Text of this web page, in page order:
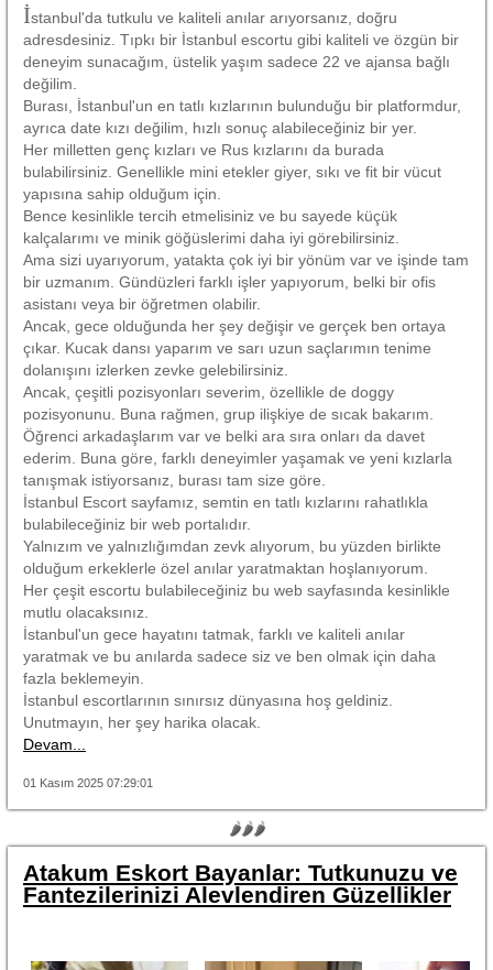
İstanbul'da tutkulu ve kaliteli anılar arıyorsanız, doğru
adresdesiniz. Tıpkı bir İstanbul escortu gibi kaliteli ve özgün bir
deneyim sunacağım, üstelik yaşım sadece 22 ve ajansa bağlı
değilim.
Burası, İstanbul'un en tatlı kızlarının bulunduğu bir platformdur,
ayrıca date kızı değilim, hızlı sonuç alabileceğiniz bir yer.
Her milletten genç kızları ve Rus kızlarını da burada
bulabilirsiniz. Genellikle mini etekler giyer, sıkı ve fit bir vücut
yapısına sahip olduğum için.
Bence kesinlikle tercih etmelisiniz ve bu sayede küçük
kalçalarımı ve minik göğüslerimi daha iyi görebilirsiniz.
Ama sizi uyarıyorum, yatakta çok iyi bir yönüm var ve işinde tam
bir uzmanım. Gündüzleri farklı işler yapıyorum, belki bir ofis
asistanı veya bir öğretmen olabilir.
Ancak, gece olduğunda her şey değişir ve gerçek ben ortaya
çıkar. Kucak dansı yaparım ve sarı uzun saçlarımın tenime
dolanışını izlerken zevke gelebilirsiniz.
Ancak, çeşitli pozisyonları severim, özellikle de doggy
pozisyonunu. Buna rağmen, grup ilişkiye de sıcak bakarım.
Öğrenci arkadaşlarım var ve belki ara sıra onları da davet
ederim. Buna göre, farklı deneyimler yaşamak ve yeni kızlarla
tanışmak istiyorsanız, burası tam size göre.
İstanbul Escort sayfamız, semtin en tatlı kızlarını rahatlıkla
bulabileceğiniz bir web portalıdır.
Yalnızım ve yalnızlığımdan zevk alıyorum, bu yüzden birlikte
olduğum erkeklerle özel anılar yaratmaktan hoşlanıyorum.
Her çeşit escortu bulabileceğiniz bu web sayfasında kesinlikle
mutlu olacaksınız.
İstanbul'un gece hayatını tatmak, farklı ve kaliteli anılar
yaratmak ve bu anılarda sadece siz ve ben olmak için daha
fazla beklemeyin.
İstanbul escortlarının sınırsız dünyasına hoş geldiniz.
Unutmayın, her şey harika olacak.
Devam...
01 Kasım 2025 07:29:01
🌶🌶🌶
Atakum Eskort Bayanlar: Tutkunuzu ve
Fantezilerinizi Alevlendiren Güzellikler